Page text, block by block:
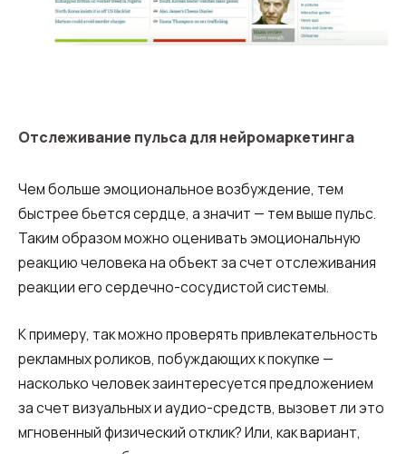
Отслеживание пульса для нейромаркетинга
Чем больше эмоциональное возбуждение, тем
быстрее бьется сердце, а значит — тем выше пульс.
Таким образом можно оценивать эмоциональную
реакцию человека на объект за счет отслеживания
реакции его сердечно-сосудистой системы.
К примеру, так можно проверять привлекательность
рекламных роликов, побуждающих к покупке —
насколько человек заинтересуется предложением
за счет визуальных и аудио-средств, вызовет ли это
мгновенный физический отклик? Или, как вариант,